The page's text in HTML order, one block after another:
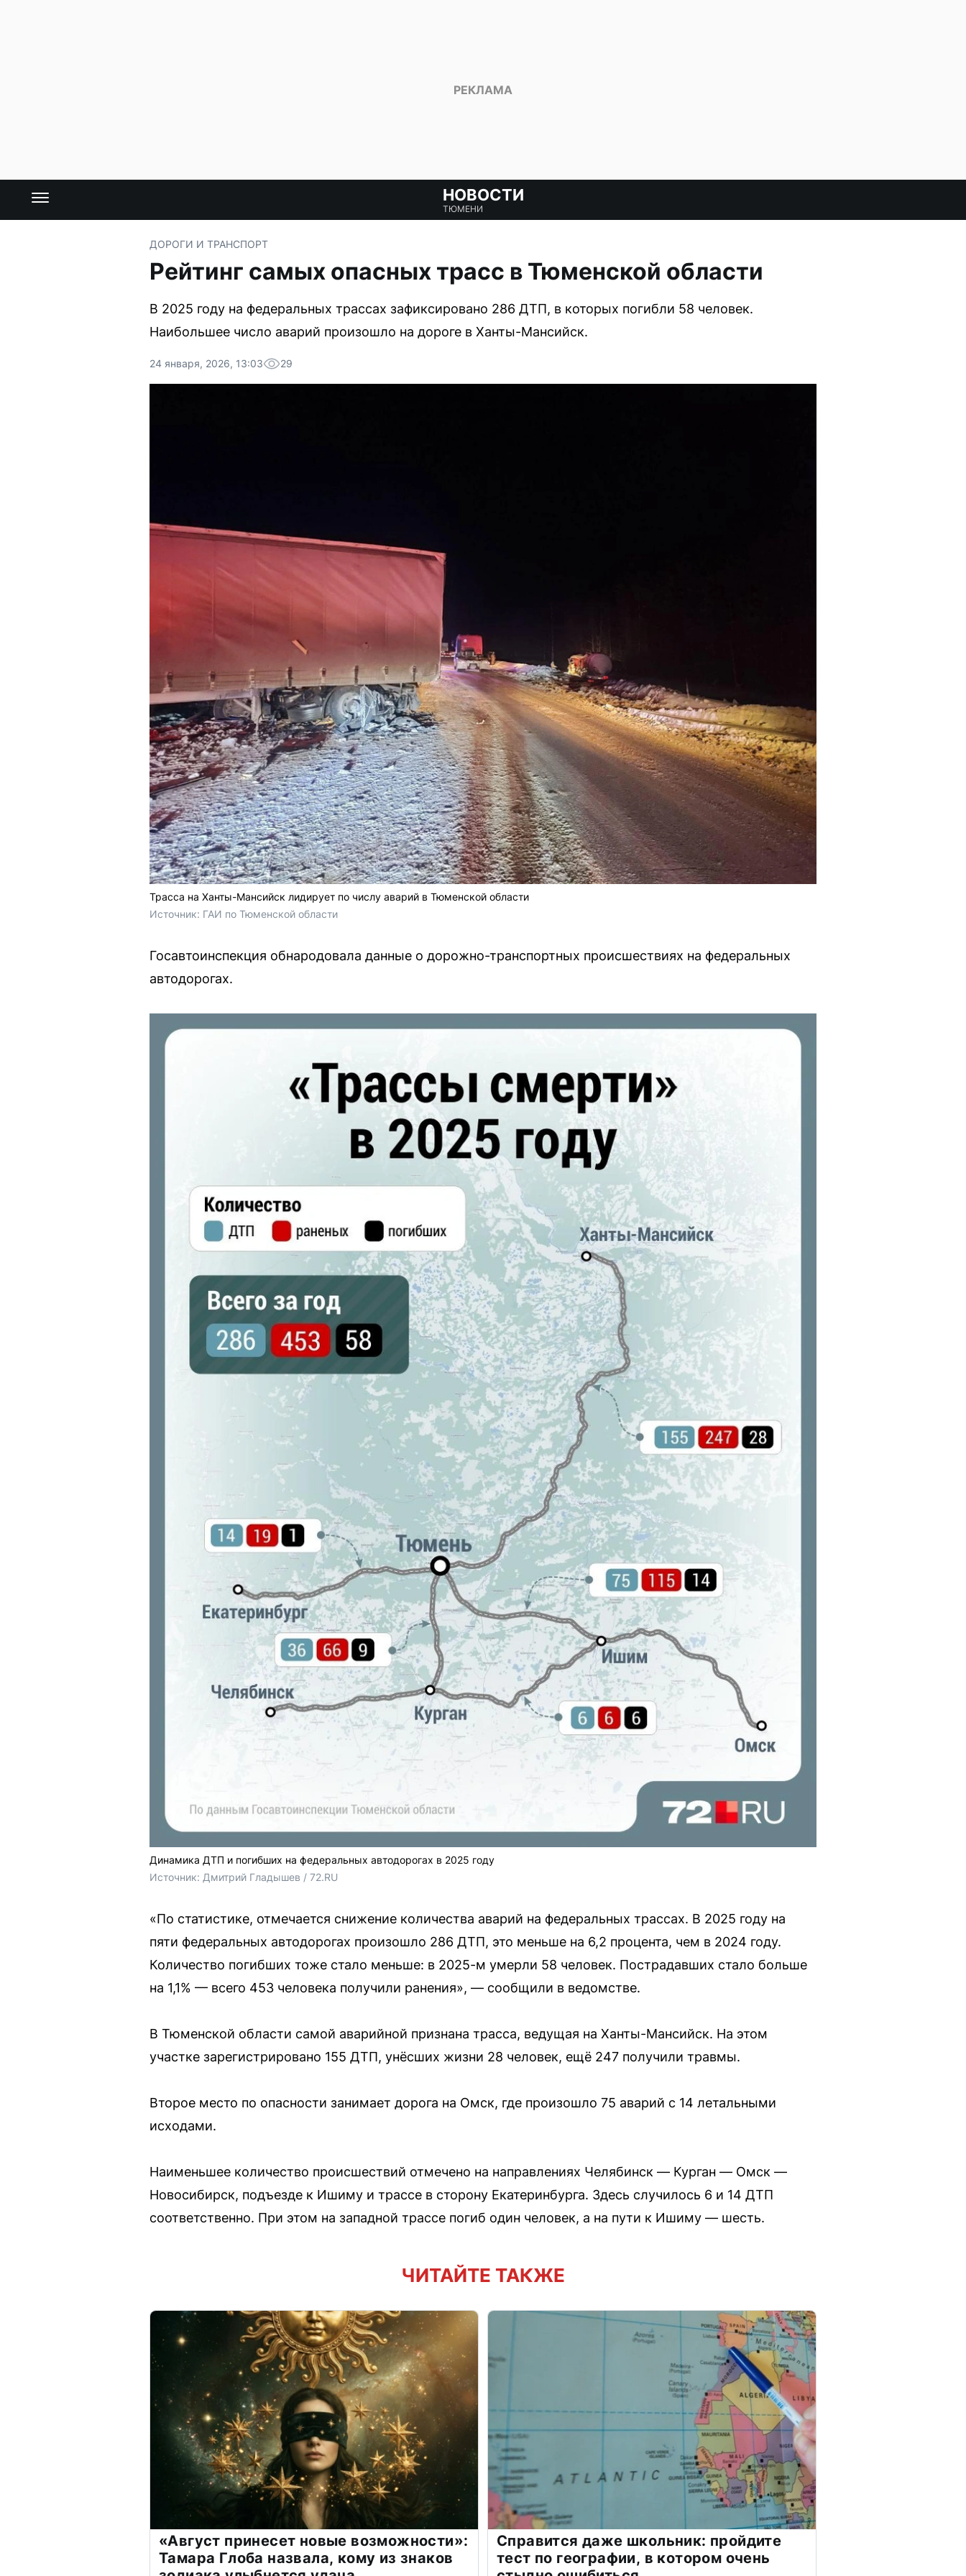
НОВОСТИ
ТЮМЕНИ
ДОРОГИ И ТРАНСПОРТ
Рейтинг самых опасных трасс в Тюменской области
В 2025 году на федеральных трассах зафиксировано 286 ДТП, в которых погибли 58 человек.
Наибольшее число аварий произошло на дороге в Ханты-Мансийск.
24 января, 2026, 13:03 29
Трасса на Ханты-Мансийск лидирует по числу аварий в Тюменской области
Источник: ГАИ по Тюменской области
Госавтоинспекция обнародовала данные о дорожно-транспортных происшествиях на федеральных
автодорогах.
Динамика ДТП и погибших на федеральных автодорогах в 2025 году
Источник: Дмитрий Гладышев / 72.RU
«По статистике, отмечается снижение количества аварий на федеральных трассах. В 2025 году на
пяти федеральных автодорогах произошло 286 ДТП, это меньше на 6,2 процента, чем в 2024 году.
Количество погибших тоже стало меньше: в 2025-м умерли 58 человек. Пострадавших стало больше
на 1,1% — всего 453 человека получили ранения», — сообщили в ведомстве.
В Тюменской области самой аварийной признана трасса, ведущая на Ханты-Мансийск. На этом
участке зарегистрировано 155 ДТП, унёсших жизни 28 человек, ещё 247 получили травмы.
Второе место по опасности занимает дорога на Омск, где произошло 75 аварий с 14 летальными
исходами.
Наименьшее количество происшествий отмечено на направлениях Челябинск — Курган — Омск —
Новосибирск, подъезде к Ишиму и трассе в сторону Екатеринбурга. Здесь случилось 6 и 14 ДТП
соответственно. При этом на западной трассе погиб один человек, а на пути к Ишиму — шесть.
ЧИТАЙТЕ ТАКЖЕ
«Август принесет новые возможности»:
Тамара Глоба назвала, кому из знаков
Справится даже школьник: пройдите
тест по географии, в котором очень